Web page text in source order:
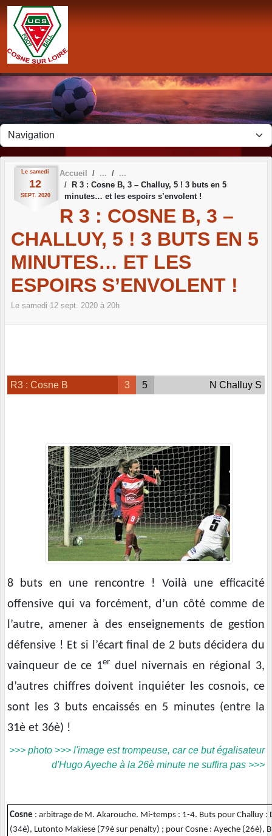
Le samedi
12
SEPT. 2020
Accueil
R 3 : Cosne B, 3 – Challuy, 5 ! 3 buts en 5
minutes… et les espoirs s’envolent !
R 3 : COSNE B, 3 –
CHALLUY, 5 ! 3 BUTS EN 5
MINUTES… ET LES
ESPOIRS S’ENVOLENT !
Le samedi 12 sept. 2020 à 20h
R3 : Cosne B 3 5 N Challuy S
8 buts en une rencontre ! Voilà une efficacité
offensive qui va forcément, d’un côté comme de
l’autre, amener à des enseignements de gestion
défensive ! Et si l’écart final de 2 buts décidera du
vainqueur de ce 1er duel nivernais en régional 3,
d’autres chiffres doivent inquiéter les cosnois, ce
sont les 3 buts encaissés en 5 minutes (entre la
31è et 36è) !
>>> photo >>> l'image est trompeuse, car ce but égalisateur
d'Hugo Ayeche à la 26è minute ne suffira pas >>>
Cosne : arbitrage de M. Akarouche. Mi-temps : 1-4. Buts pour Challuy :
(34è), Lutonto Makiese (79è sur penalty) ; pour Cosne : Ayeche (26è),
Panneau de gestion des cookies